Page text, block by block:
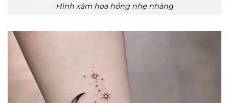
Hình xăm hoa hồng nhẹ nhàng